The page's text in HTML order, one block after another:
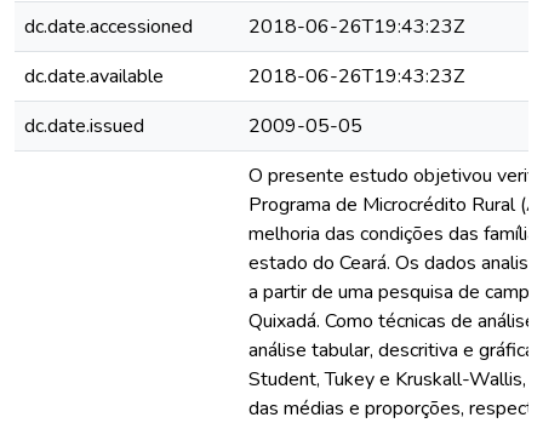
dc.date.accessioned
2018-06-26T19:43:23Z
dc.date.available
2018-06-26T19:43:23Z
dc.date.issued
2009-05-05
O presente estudo objetivou
Programa de Microcrédito Rural
melhoria das condições das
estado do Ceará. Os dados
a partir de uma pesquisa de
Quixadá. Como técnicas de
análise tabular, descritiva e
Student, Tukey e Kruskall-Wallis,
das médias e proporções,